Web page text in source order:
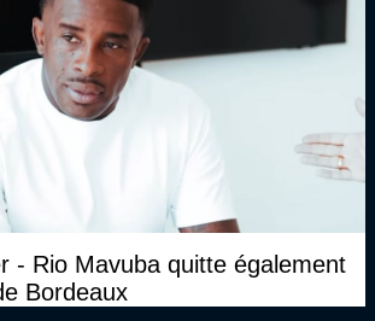
- Rio Mavuba quitte également
Bordeaux